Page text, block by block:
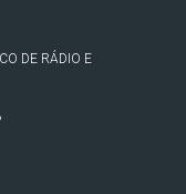
DE RÁDIO E